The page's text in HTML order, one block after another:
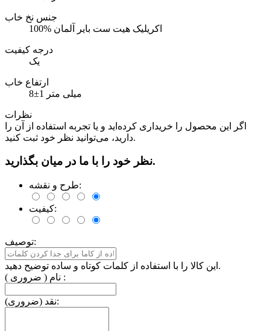
جنس نخ خاب
100% اکریلیک هیت ست بایر آلمان
درجه کیفیت
یک
ارتفاع خاب
8±1 میلی متر
نظرات
اگر این محصول را خریداری کرده‌اید و یا تجربه استفاده از آن را
دارید، می‌توانید نظر خود ثبت کنید.
نظر خود را با ما در میان بگذارید.
طرح و نقشه:
کیفیت:
توصیف:
این کالا را با استفاده از کلمات کوتاه و ساده توضیح دهید.
نام ( ضروری ) :
نقد (ضروری):